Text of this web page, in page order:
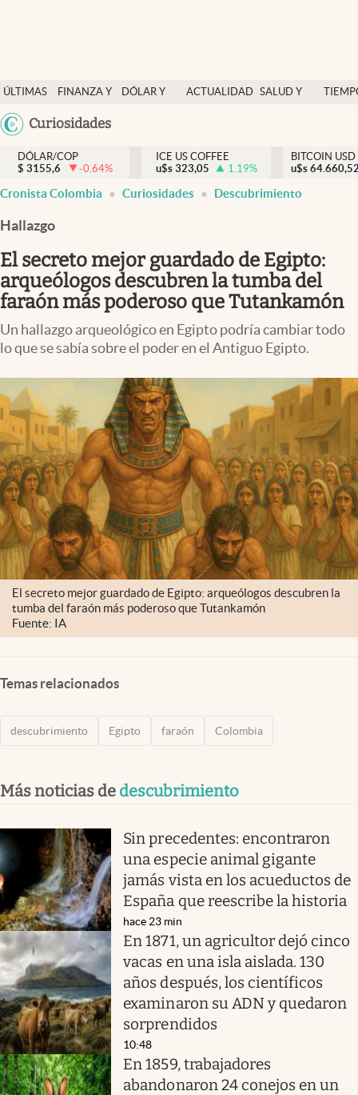
ÚLTIMAS
NOTICIAS
FINANZA Y
DÓLAR Y
ACTUALIDAD SALUD Y
México
Curiosidades
Salud y nutrición
Vida espiritual
Actualidad
Colombia
DÓLAR/COP
$ 3155,6 -0.64%
ICE US COFFEE
u$s 323,05 1.19%
BITCOIN USD
u$s
Cronista Colombia Curiosidades Descubrimiento
Hallazgo
El secreto mejor guardado de Egipto:
arqueólogos descubren la tumba del
faraón más poderoso que Tutankamón
Un hallazgo arqueológico en Egipto podría cambiar todo
lo que se sabía sobre el poder en el Antiguo Egipto.
El secreto mejor guardado de Egipto: arqueólogos descubren la
tumba del faraón más poderoso que Tutankamón
Fuente: IA
Temas relacionados
descubrimiento Egipto faraón Colombia
Más noticias de descubrimiento
Sin precedentes: encontraron
una especie animal gigante
jamás vista en los acueductos de
España que reescribe la historia
hace 23 min
En 1871, un agricultor dejó cinco
vacas en una isla aislada. 130
años después, los científicos
examinaron su ADN y quedaron
sorprendidos
10:48
En 1859, trabajadores
abandonaron 24 conejos en un